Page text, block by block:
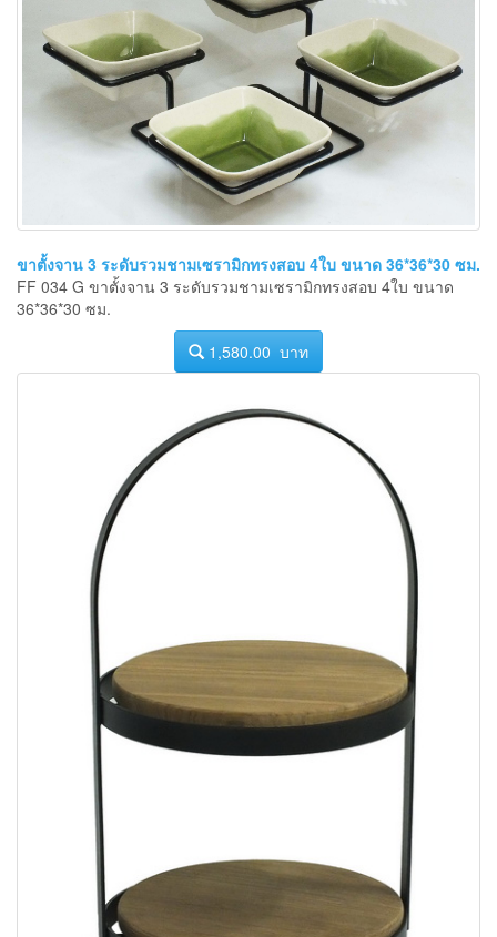
ขาตั้งจาน 3 ระดับรวมชามเซรามิกทรงสอบ 4ใบ ขนาด 36*36*30 ซม.
FF 034 G ขาตั้งจาน 3 ระดับรวมชามเซรามิกทรงสอบ 4ใบ ขนาด
36*36*30 ซม.
1,580.00 บาท